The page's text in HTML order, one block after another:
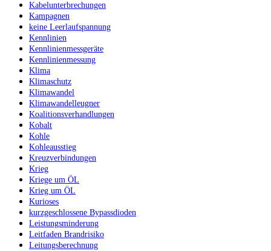
Kabelunterbrechungen
Kampagnen
keine Leerlaufspannung
Kennlinien
Kennlinienmessgeräte
Kennlinienmessung
Klima
Klimaschutz
Klimawandel
Klimawandelleugner
Koalitionsverhandlungen
Kobalt
Kohle
Kohleausstieg
Kreuzverbindungen
Krieg
Kriege um ÖL
Krieg um ÖL
Kurioses
kurzgeschlossene Bypassdioden
Leistungsminderung
Leitfaden Brandrisiko
Leitungsberechnung